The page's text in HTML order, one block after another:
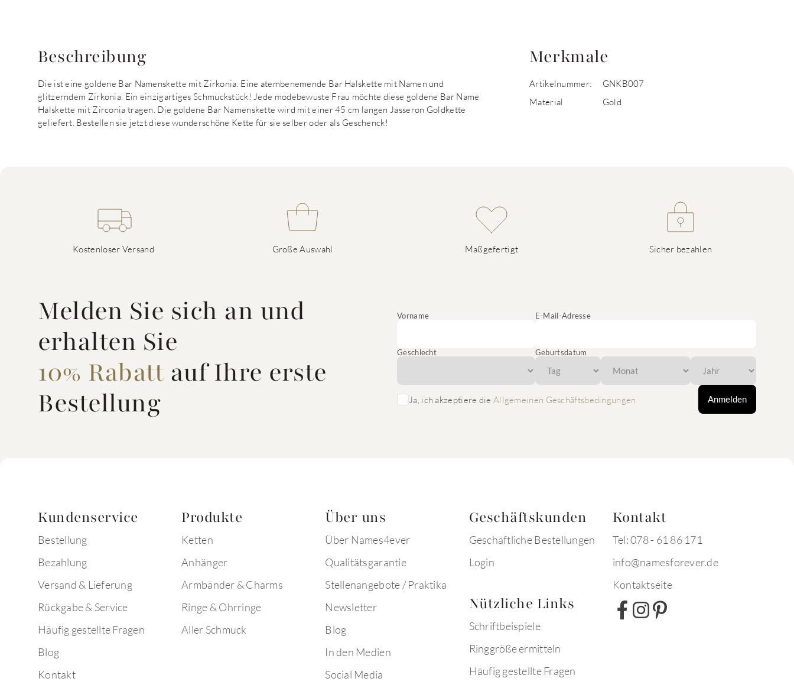
Beschreibung
Die ist eine goldene Bar Namenskette mit Zirkonia. Eine atembenemende Bar Halskette mit Namen und
glitzerndem Zirkonia. Ein einzigartiges Schmuckstück! Jede modebewuste Frau möchte diese goldene Bar Name
Halskette mit Zirconia tragen. Die goldene Bar Namenskette wird mit einer 45 cm langen Jasseron Goldkette
geliefert. Bestellen sie jetzt diese wunderschöne Kette für sie selber oder als Geschenck!
Merkmale
Artikelnummer:
GNKB007
Material
Gold
Kostenloser Versand Große Auswahl Maßgefertigt Sicher bezahlen
Melden Sie sich an und
erhalten Sie
10% Rabattauf Ihre erste
Bestellung
Vorname E-Mail-Adresse
Geschlecht Geburtsdatum
Ja, ich akzeptiere die Allgemeinen Geschäftsbedingungen Anmelden
Kundenservice
Bestellung
Bezahlung
Versand & Lieferung
Rückgabe & Service
Häufig gestellte Fragen
Blog
Kontakt
Produkte
Ketten
Anhänger
Armbänder & Charms
Ringe & Ohrringe
Aller Schmuck
Über uns
Über Names4ever
Qualitätsgarantie
Stellenangebote / Praktika
Newsletter
Blog
In den Medien
Social Media
Geschäftskunden
Geschäftliche Bestellungen
Login
Nützliche Links
Schriftbeispiele
Ringgröße ermitteln
Häufig gestellte Fragen
Kontakt
Tel: 078 - 61 86 171
info@namesforever.de
Kontaktseite